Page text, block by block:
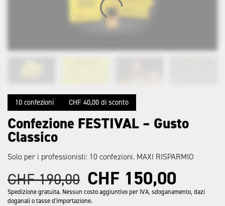
10 confezioni CHF 40,00 di sconto
Confezione FESTIVAL – Gusto
Classico
Solo per i professionisti: 10 confezioni. MAXI RISPARMIO
CHF190,00 CHF 150,00
Spedizione gratuita. Nessun costo aggiuntivo per IVA, sdoganamento, dazi
doganali o tasse d'importazione.